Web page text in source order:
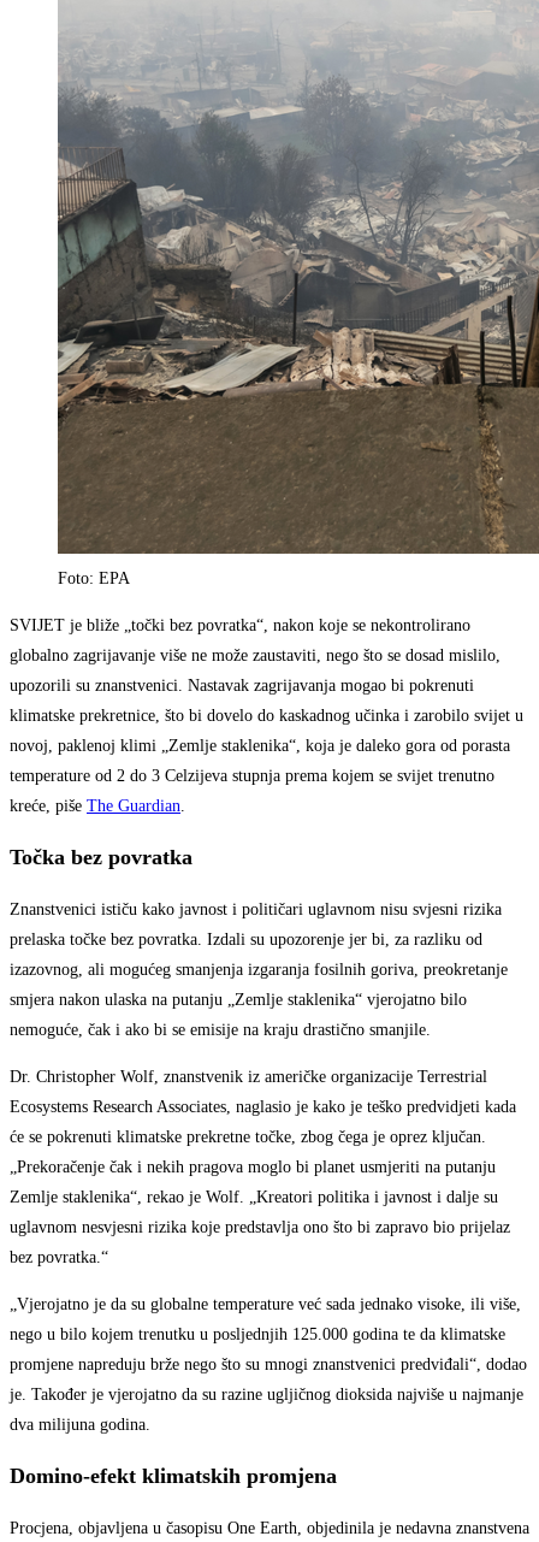
Foto: EPA
SVIJET je bliže „točki bez povratka“, nakon koje se nekontrolirano
globalno zagrijavanje više ne može zaustaviti, nego što se dosad mislilo,
upozorili su znanstvenici. Nastavak zagrijavanja mogao bi pokrenuti
klimatske prekretnice, što bi dovelo do kaskadnog učinka i zarobilo svijet u
novoj, paklenoj klimi „Zemlje staklenika“, koja je daleko gora od porasta
temperature od 2 do 3 Celzijeva stupnja prema kojem se svijet trenutno
kreće, piše The Guardian.
Točka bez povratka
Znanstvenici ističu kako javnost i političari uglavnom nisu svjesni rizika
prelaska točke bez povratka. Izdali su upozorenje jer bi, za razliku od
izazovnog, ali mogućeg smanjenja izgaranja fosilnih goriva, preokretanje
smjera nakon ulaska na putanju „Zemlje staklenika“ vjerojatno bilo
nemoguće, čak i ako bi se emisije na kraju drastično smanjile.
Dr. Christopher Wolf, znanstvenik iz američke organizacije Terrestrial
Ecosystems Research Associates, naglasio je kako je teško predvidjeti kada
će se pokrenuti klimatske prekretne točke, zbog čega je oprez ključan.
„Prekoračenje čak i nekih pragova moglo bi planet usmjeriti na putanju
Zemlje staklenika“, rekao je Wolf. „Kreatori politika i javnost i dalje su
uglavnom nesvjesni rizika koje predstavlja ono što bi zapravo bio prijelaz
bez povratka.“
„Vjerojatno je da su globalne temperature već sada jednako visoke, ili više,
nego u bilo kojem trenutku u posljednjih 125.000 godina te da klimatske
promjene napreduju brže nego što su mnogi znanstvenici predviđali“, dodao
je. Također je vjerojatno da su razine ugljičnog dioksida najviše u najmanje
dva milijuna godina.
Domino-efekt klimatskih promjena
Procjena, objavljena u časopisu One Earth, objedinila je nedavna znanstvena